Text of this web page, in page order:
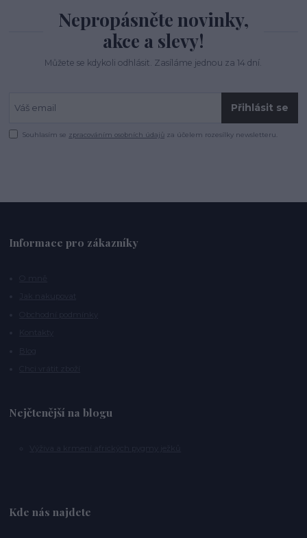
Nepropásněte novinky,
akce a slevy!
Můžete se kdykoli odhlásit. Zasíláme jednou za 14 dní.
Přihlásit se
Souhlasím se zpracováním osobních údajů za účelem rozesílky newsletteru.
Informace pro zákazníky
Nejčtenější na blogu
Kde nás najdete